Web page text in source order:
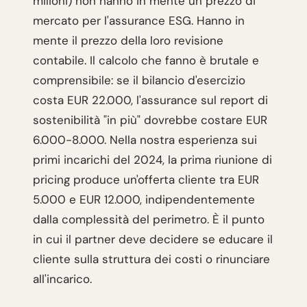
mercato per l'assurance ESG. Hanno in
mente il prezzo della loro revisione
contabile. Il calcolo che fanno è brutale e
comprensibile: se il bilancio d'esercizio
costa EUR 22.000, l'assurance sul report di
sostenibilità "in più" dovrebbe costare EUR
6.000-8.000. Nella nostra esperienza sui
primi incarichi del 2024, la prima riunione di
pricing produce un'offerta cliente tra EUR
5.000 e EUR 12.000, indipendentemente
dalla complessità del perimetro. È il punto
in cui il partner deve decidere se educare il
cliente sulla struttura dei costi o rinunciare
all'incarico.